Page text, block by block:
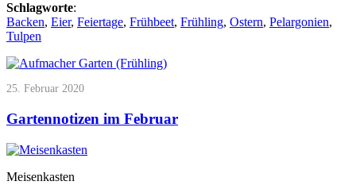
Schlagworte:
Backen, Eier, Feiertage, Frühbeet, Frühling, Ostern, Pelargonien,
Tulpen
25. Februar 2020
Gartennotizen im Februar
Meisenkasten